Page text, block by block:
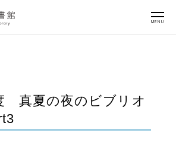
MENU
真夏の夜のビブリオ